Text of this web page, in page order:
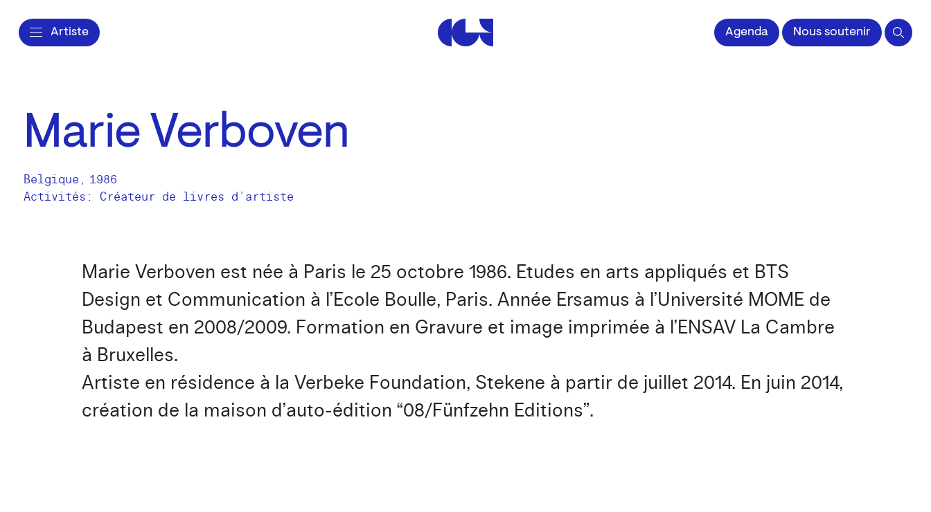
Artiste Centre de la Gravure et de l'Image impriméeAgenda Nous soutenir
Marie Verboven
Belgique , 1986
Activités: Créateur de livres d’artiste
Marie Verboven est née à Paris le 25 octobre 1986. Etudes en arts appliqués et BTS
Design et Communication à l’Ecole Boulle, Paris. Année Ersamus à l’Université MOME de
Budapest en 2008/2009. Formation en Gravure et image imprimée à l’ENSAV La Cambre
à Bruxelles.
Artiste en résidence à la Verbeke Foundation, Stekene à partir de juillet 2014. En juin 2014,
création de la maison d’auto-édition “08/Fünfzehn Editions”.